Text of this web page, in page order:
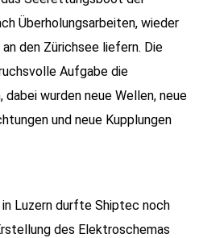
Überholungsarbeiten, wieder
den Zürichsee liefern. Die
Aufgabe die
dabei wurden neue Wellen, neue
und neue Kupplungen
Luzern durfte Shiptec noch
des Elektroschemas